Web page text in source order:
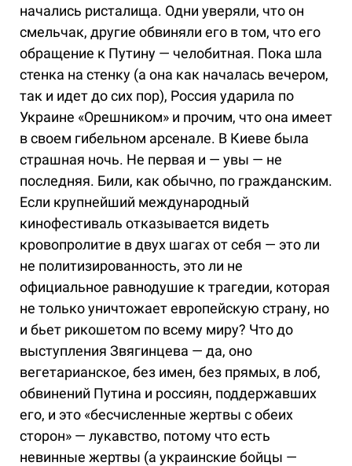
начались ристалища. Одни уверяли, что он
смельчак, другие обвиняли его в том, что его
обращение к Путину — челобитная. Пока шла
стенка на стенку (а она как началась вечером,
так и идет до сих пор), Россия ударила по
Украине «Орешником» и прочим, что она имеет
в своем гибельном арсенале. В Киеве была
страшная ночь. Не первая и — увы — не
последняя. Били, как обычно, по гражданским.
Если крупнейший международный
кинофестиваль отказывается видеть
кровопролитие в двух шагах от себя — это ли
не политизированность, это ли не
официальное равнодушие к трагедии, которая
не только уничтожает европейскую страну, но
и бьет рикошетом по всему миру? Что до
выступления Звягинцева — да, оно
вегетарианское, без имен, без прямых, в лоб,
обвинений Путина и россиян, поддержавших
его, и это «бесчисленные жертвы с обеих
сторон» — лукавство, потому что есть
невинные жертвы (а украинские бойцы —